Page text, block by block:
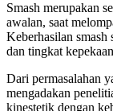
Smash merupakan
awalan, saat
Keberhasilan smash
dan tingkat
Dari permasalahan
mengadakan
kinestetik dengan